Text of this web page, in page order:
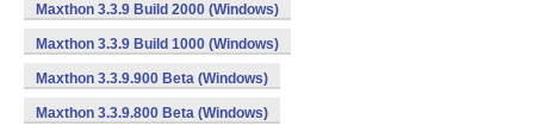
Maxthon 3.3.9 Build 2000 (Windows)
Maxthon 3.3.9 Build 1000 (Windows)
Maxthon 3.3.9.900 Beta (Windows)
Maxthon 3.3.9.800 Beta (Windows)